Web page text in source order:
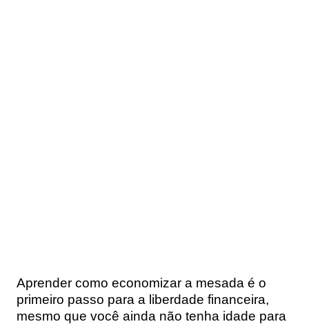
Aprender como economizar a mesada é o
primeiro passo para a liberdade financeira,
mesmo que você ainda não tenha idade para